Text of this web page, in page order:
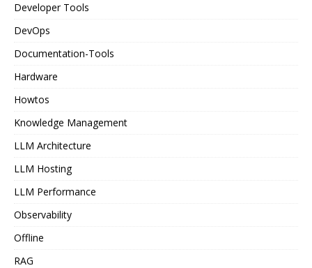
Developer Tools
DevOps
Documentation-Tools
Hardware
Howtos
Knowledge Management
LLM Architecture
LLM Hosting
LLM Performance
Observability
Offline
RAG